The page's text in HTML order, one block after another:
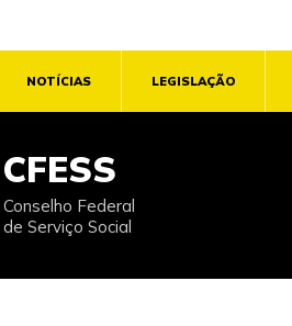
NOTÍCIAS LEGISLAÇÃO
CFESS
Conselho Federal
de Serviço Social